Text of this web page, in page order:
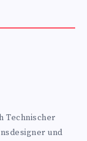
Technischer
und